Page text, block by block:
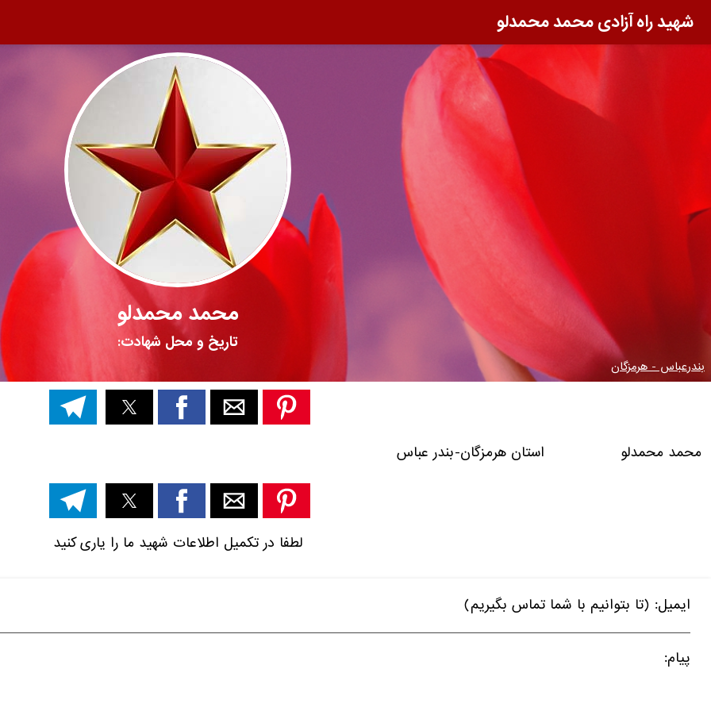
شهید راه آزادی محمد محمدلو
محمد محمدلو
تاریخ و محل شهادت:
بندرعباس - هرمزگان
محمد محمدلو استان هرمزگان-بندر عباس
لطفا در تکمیل اطلاعات شهید ما را یاری کنید
ایمیل: (تا بتوانیم با شما تماس بگیریم)
پیام: